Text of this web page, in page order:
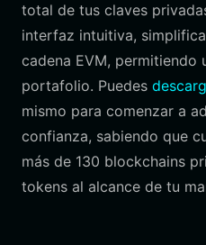
total de tus claves
interfaz intuitiva,
cadena EVM, permitiendo
portafolio. Puedes
mismo para comenzar a
confianza, sabiendo que
más de 130 blockchains
tokens al alcance de tu